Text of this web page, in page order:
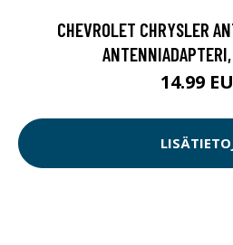
CHEVROLET CHRYSLER
14.99